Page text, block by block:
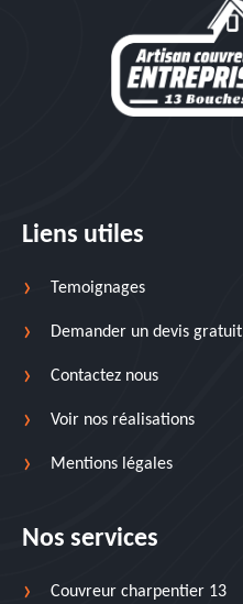
Liens utiles
Temoignages
Demander un devis gratuit
Contactez nous
Voir nos réalisations
Mentions légales
Nos services
Couvreur charpentier 13